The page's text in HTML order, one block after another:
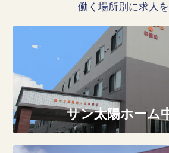
働く場所別に求人
サン太陽ホーム